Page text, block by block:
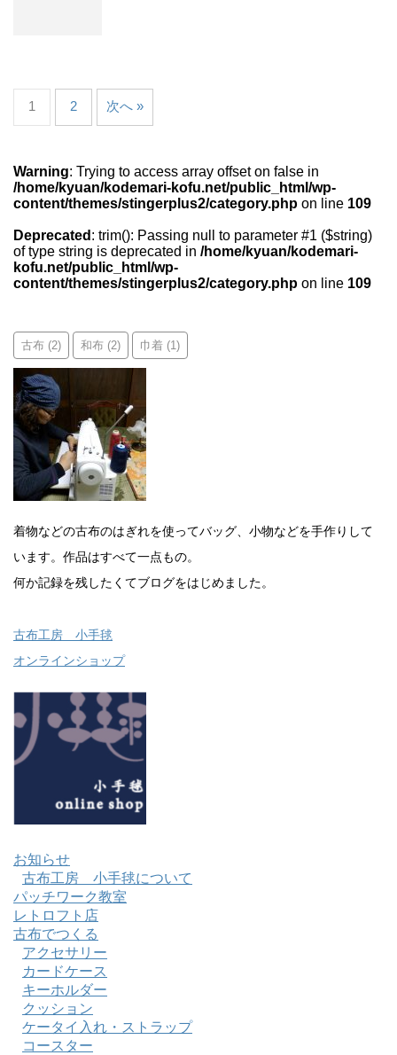
1 2 次へ »
Warning: Trying to access array offset on false in
/home/kyuan/kodemari-kofu.net/public_html/wp-
content/themes/stingerplus2/category.php on line 109
Deprecated : trim(): Passing null to parameter #1 ($string)
of type string is deprecated in /home/kyuan/kodemari-
kofu.net/public_html/wp-
content/themes/stingerplus2/category.php on line 109
古布 (2) 和布 (2) 巾着 (1)
着物などの古布のはぎれを使ってバッグ、小物などを手作りして
います。作品はすべて一点もの。
何か記録を残したくてブログをはじめました。
古布工房 小手毬
オンラインショップ
お知らせ
古布工房 小手毬について
パッチワーク教室
レトロフト店
古布でつくる
アクセサリー
カードケース
キーホルダー
クッション
ケータイ入れ・ストラップ
コースター